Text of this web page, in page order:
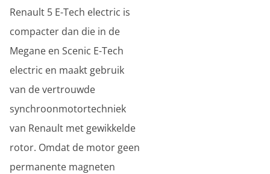
Renault 5 E-Tech electric is
compacter dan die in de
Megane en Scenic E-Tech
electric en maakt gebruik
van de vertrouwde
synchroonmotortechniek
van Renault met gewikkelde
rotor. Omdat de motor geen
permanente magneten